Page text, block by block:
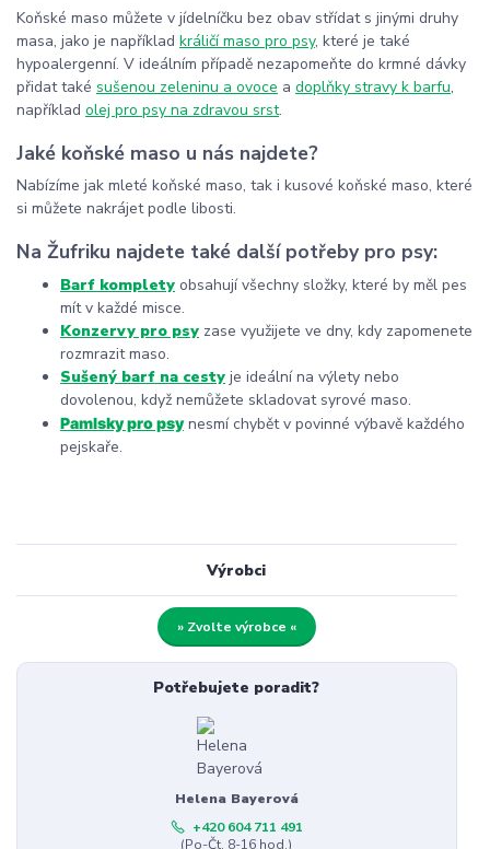
Koňské maso můžete v jídelníčku bez obav střídat s jinými druhy
masa, jako je například králičí maso pro psy, které je také
hypoalergenní. V ideálním případě nezapomeňte do krmné dávky
přidat také sušenou zeleninu a ovoce a doplňky stravy k barfu,
například olej pro psy na zdravou srst.
Jaké koňské maso u nás najdete?
Nabízíme jak mleté koňské maso, tak i kusové koňské maso, které
si můžete nakrájet podle libosti.
Na Žufriku najdete také další potřeby pro psy:
Barf komplety obsahují všechny složky, které by měl pes
mít v každé misce.
Konzervy pro psy zase využijete ve dny, kdy zapomenete
rozmrazit maso.
Sušený barf na cesty je ideální na výlety nebo
dovolenou, když nemůžete skladovat syrové maso.
Pamlsky pro psynesmí chybět v povinné výbavě každého
pejskaře.
Potřebujete poradit?
Helena Bayerová
+420 604 711 491
(Po-Čt, 8-16 hod.)
Výrobci
» Zvolte výrobce «